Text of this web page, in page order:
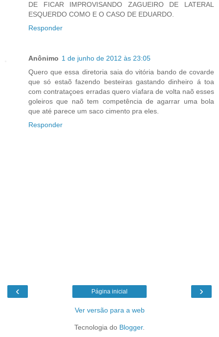
DE FICAR IMPROVISANDO ZAGUEIRO DE LATERAL
ESQUERDO COMO E O CASO DE EDUARDO.
Responder
Anônimo 1 de junho de 2012 às 23:05
Quero que essa diretoria saia do vitória bando de covarde
que só estaõ fazendo besteiras gastando dinheiro á toa
com contrataçoes erradas quero víafara de volta naõ esses
goleiros que naõ tem competência de agarrar uma bola
que até parece um saco cimento pra eles.
Responder
‹ ›
Página inicial
Ver versão para a web
Tecnologia do Blogger.